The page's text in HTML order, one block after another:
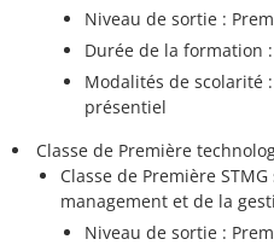
Niveau de sortie :
Durée de la formation
Modalités de scolarité
présentiel
Classe de Première
Classe de Première
management et de la
Niveau de sortie :